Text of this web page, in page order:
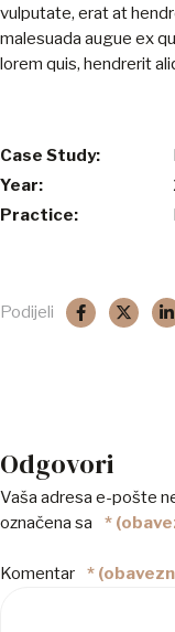
EN
PL
Case Study:
Year:
Practice:
vulputate, erat at
malesuada augue ex
lorem quis, hendrerit
Podijeli
Odgovori
Vaša adresa e-pošte
označena sa
*
Komentar *